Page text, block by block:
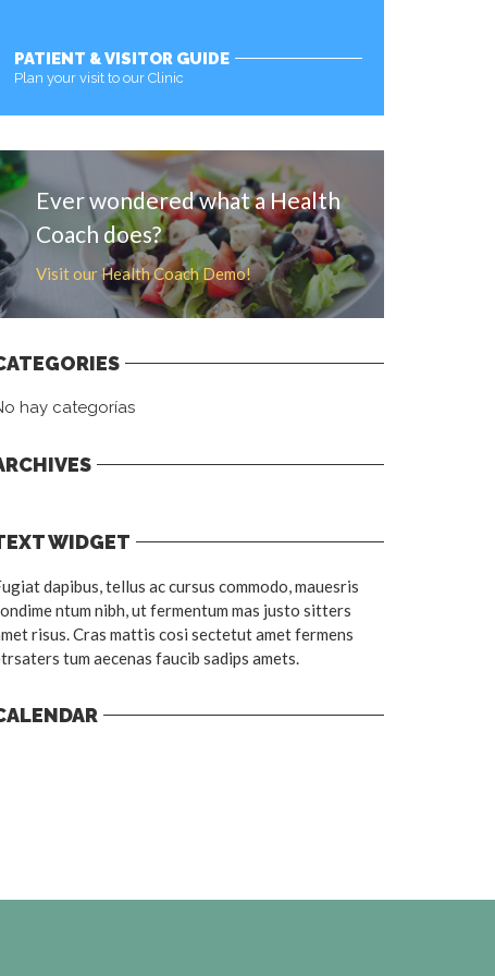
PATIENT & VISITOR GUIDE
Plan your visit to our Clinic
Ever wondered what a Health
Coach does?
Visit our Health Coach Demo!
hay categorías
WIDGET
dapibus, tellus ac cursus commodo, mauesris
ntum nibh, ut fermentum mas justo sitters
risus. Cras mattis cosi sectetut amet fermens
tum aecenas faucib sadips amets.